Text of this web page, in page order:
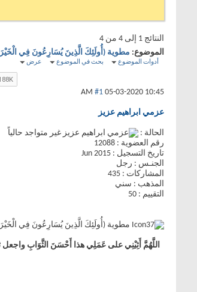
النتائج 1 إلى 4 من 4
الموضوع: مطوية (أُولَئِكَ الَّذِينَ يُسَارِعُونَ فِي
أدوات الموضوع بحث في الموضوع عرض
05-03-2020 10:45 AM
#1
عزمي ابراهيم عزيز
الحالة :
رقم العضوية : 12088
تاريخ التسجيل : Jun 2015
الجنـس : رجل
المشاركات : 435
المذهب : سني
التقييم : 50
مطوية (أُولَئِكَ الَّذِينَ يُسَارِعُونَ فِي
اللَّهُمَّ أَثِبْنِي على عَمَلِي هذا أَحْسَنَ الثَّوَابِ